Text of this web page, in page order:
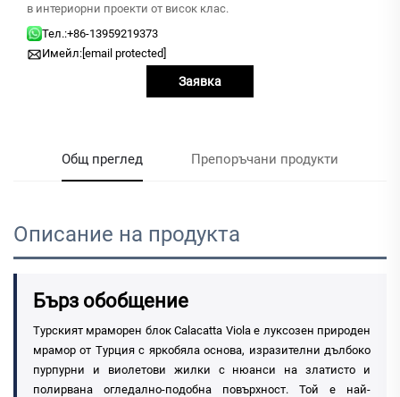
в интериорни проекти от висок клас.
Тел.:+86-13959219373
Имейл: [email protected]
Заявка
Общ преглед Препоръчани продукти
Описание на продукта
Бърз обобщение
Турският мраморен блок Calacatta Viola е луксозен природен
мрамор от Турция с яркобяла основа, изразителни дълбоко
пурпурни и виолетови жилки с нюанси на златисто и
полирвана огледално-подобна повърхност. Той е най-